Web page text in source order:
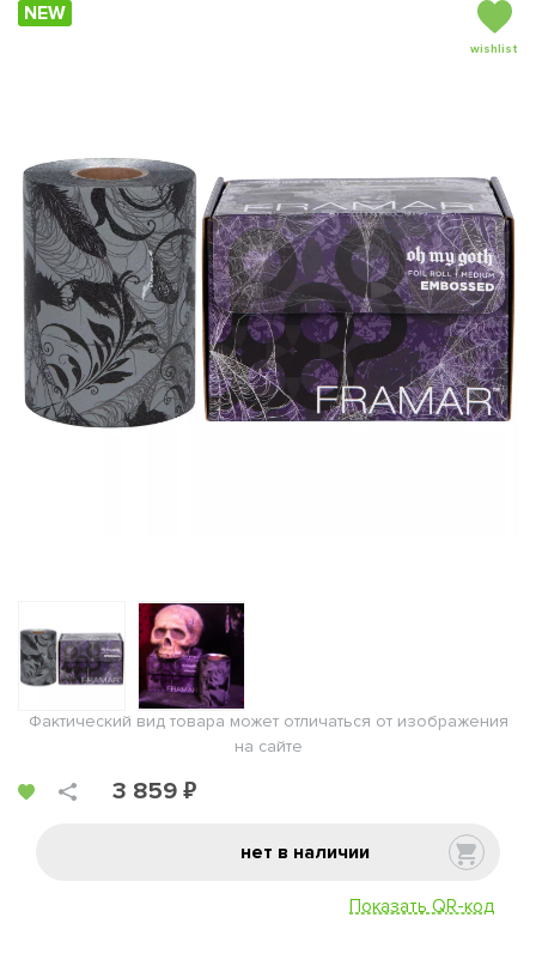
NEW
wishlist
Фактический вид товара может отличаться от изображения
на сайте
3 859 ₽
нет в наличии
Показать QR-код